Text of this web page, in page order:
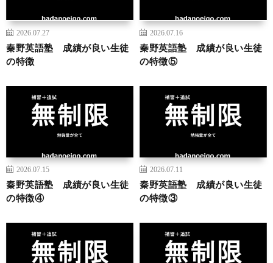
2026.07.27
秦野英語塾 成績が良い生徒
の特徴
2026.07.16
秦野英語塾 成績が良い生徒
の特徴⑤
2026.07.15
秦野英語塾 成績が良い生徒
の特徴④
2026.07.11
秦野英語塾 成績が良い生徒
の特徴③